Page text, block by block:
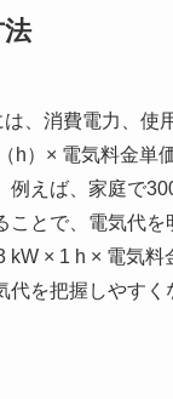
、消費電力、
h）× 電気料金単
えば、家庭で
ことで、電気代
× 1 h × 電気
を把握しやす